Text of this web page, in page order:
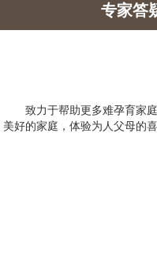
专家答
致力于帮助更多难孕育家
美好的家庭，体验为人父母的喜